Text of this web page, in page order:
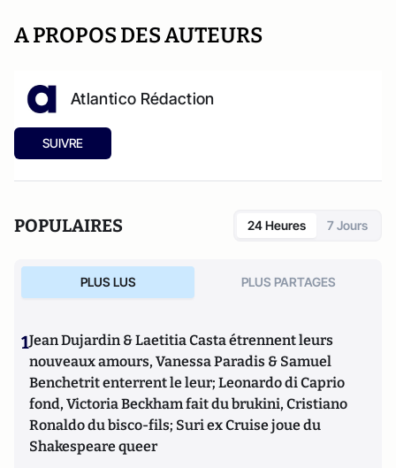
A PROPOS DES AUTEURS
Atlantico Rédaction
SUIVRE
POPULAIRES 24 Heures 7 Jours
PLUS LUS PLUS PARTAGES
1Jean Dujardin & Laetitia Casta étrennent leurs
nouveaux amours, Vanessa Paradis & Samuel
Benchetrit enterrent le leur; Leonardo di Caprio
fond, Victoria Beckham fait du brukini, Cristiano
Ronaldo du bisco-fils; Suri ex Cruise joue du
Shakespeare queer